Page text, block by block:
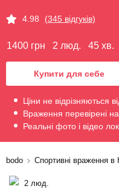
4.98 (345 відгуків)
1400 грн 2 люд. 45 хв.
Купити для себе
Ціни не відрізняються
Враження перевірені
Реальні фото і відео
bodo Спортивні враження в
2 люд.